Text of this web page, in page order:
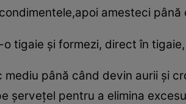
amesteci
o tigaie și formezi, direct în
mediu până când devin aurii și
șervețel pentru a elimina